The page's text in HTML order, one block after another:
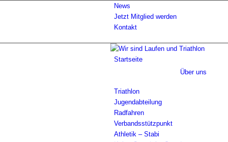
News
Jetzt Mitglied werden
Kontakt
Startseite
Über uns
Triathlon
Jugendabteilung
Radfahren
Verbandsstützpunkt
Athletik – Stabi